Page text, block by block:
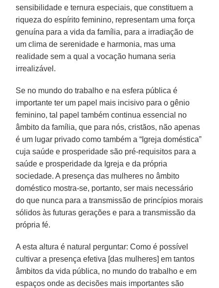
sensibilidade e ternura especiais, que constituem a
riqueza do espírito feminino, representam uma força
genuína para a vida da família, para a irradiação de
um clima de serenidade e harmonia, mas uma
realidade sem a qual a vocação humana seria
irrealizável.
Se no mundo do trabalho e na esfera pública é
importante ter um papel mais incisivo para o gênio
feminino, tal papel também continua essencial no
âmbito da família, que para nós, cristãos, não apenas
é um lugar privado como também a “Igreja doméstica”
cuja saúde e prosperidade são pré-requisitos para a
saúde e prosperidade da Igreja e da própria
sociedade. A presença das mulheres no âmbito
doméstico mostra-se, portanto, ser mais necessário
do que nunca para a transmissão de princípios morais
sólidos às futuras gerações e para a transmissão da
própria fé.
A esta altura é natural perguntar: Como é possível
cultivar a presença efetiva [das mulheres] em tantos
âmbitos da vida pública, no mundo do trabalho e em
espaços onde as decisões mais importantes são